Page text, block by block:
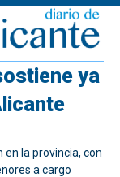
ya
en la provincia, con
a cargo